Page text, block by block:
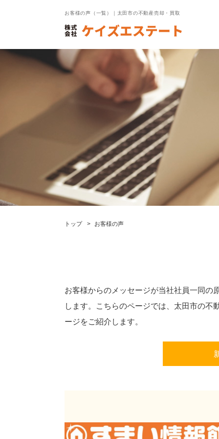
お客様の声（一覧）｜太田市の不動産売却・買取
トップ お客様の声
お客様からのメッセージが当社社員一同の
します。こちらのページでは、太田市の
ージをご紹介します。